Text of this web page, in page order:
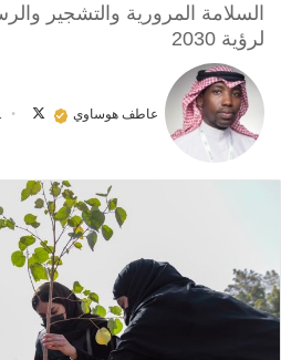
السلامة المرورية والتشجير
لرؤية 2030
عاطف هوساوي
على